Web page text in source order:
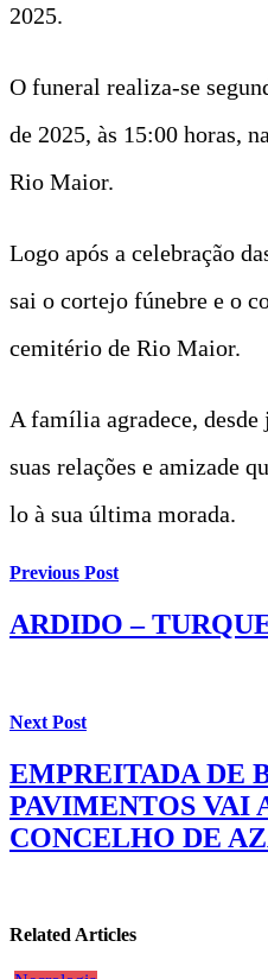
2025.
O funeral realiza-se
de 2025, às 15:00 horas,
Rio Maior.
Logo após a celebração
sai o cortejo fúnebre e o
cemitério de Rio Maior.
A família agradece, desde
suas relações e amizade
lo à sua última morada.
Previous Post
ARDIDO –
Next Post
EMPREITADA DE
PAVIMENTOS VAI
CONCELHO DE
Related Articles